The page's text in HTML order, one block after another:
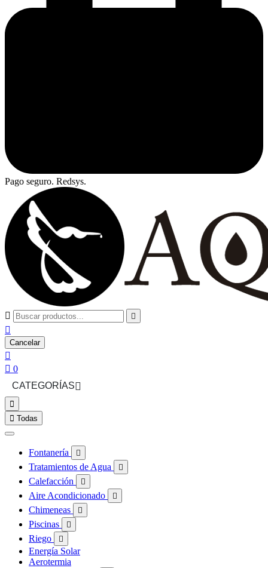
Pago seguro. Redsys.
 

Cancelar

 0
CATEGORÍAS

 Todas
Fontanería 
Tratamientos de Agua 
Calefacción 
Aire Acondicionado 
Chimeneas 
Piscinas 
Riego 
Energía Solar
Aerotermia